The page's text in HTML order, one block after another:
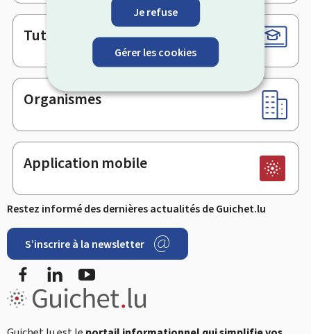
Je refuse
Gérer les cookies
Tutoriels
Organismes
Application mobile
Restez informé des dernières actualités de Guichet.lu
S’inscrire à la newsletter
FacebookLinkedIn